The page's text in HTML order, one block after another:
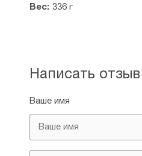
нерафинированное.
Вес: 336 г
Написать отзыв
Ваше имя